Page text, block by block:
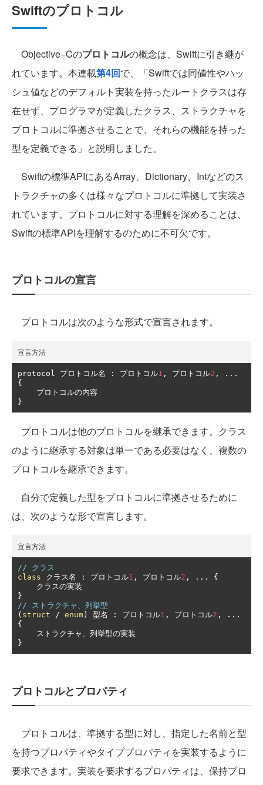
Swiftのプロトコル
Objective−Cのプロトコルの概念は、Swiftに引き継が
れています。本連載第4回で、「Swiftでは同値性やハッ
シュ値などのデフォルト実装を持ったルートクラスは存
在せず、プログラマが定義したクラス、ストラクチャを
プロトコルに準拠させることで、それらの機能を持った
型を定義できる」と説明しました。
Swiftの標準APIにあるArray、Dictionary、Intなどのス
トラクチャの多くは様々なプロトコルに準拠して実装さ
れています。プロトコルに対する理解を深めることは、
Swiftの標準APIを理解するのために不可欠です。
プロトコルの宣言
プロトコルは次のような形式で宣言されます。
宣言方法
protocol プロトコル名 : プロトコル1 , プロトコル2 ,
...
{
プロトコルの内容
}
プロトコルは他のプロトコルを継承できます。クラス
のように継承する対象は単一である必要はなく、複数の
プロトコルを継承できます。
自分で定義した型をプロトコルに準拠させるために
は、次のような形で宣言します。
宣言方法
// クラス
class
クラス名 : プロトコル1 , プロトコル2 , ...
{
クラスの実装
}
// ストラクチャ、列挙型
( struct / enum ) 型名 : プロトコル1 , プロトコル2 ,
...
{
ストラクチャ、列挙型の実装
}
プロトコルとプロパティ
プロトコルは、準拠する型に対し、指定した名前と型
を持つプロパティやタイププロパティを実装するように
要求できます。実装を要求するプロパティは、保持プロ